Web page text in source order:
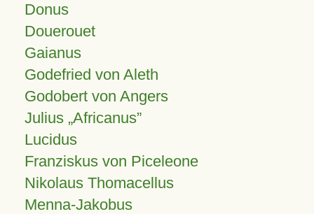
Donus
Douerouet
Gaianus
Godefried von Aleth
Godobert von Angers
Julius Africanus
Lucidus
Franziskus von Piceleone
Nikolaus Thomacellus
Menna-Jakobus